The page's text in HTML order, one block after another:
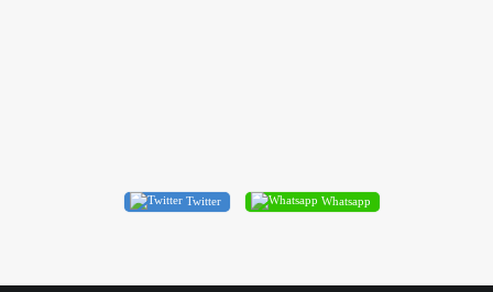
Twitter Whatsapp